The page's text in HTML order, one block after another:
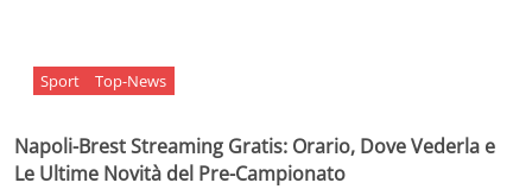
Sport Top-News
Napoli-Brest Streaming Gratis: Orario, Dove Vederla e
Le Ultime Novità del Pre-Campionato